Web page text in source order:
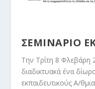
ΣΕΜΙΝΑΡΙΟ
Την Τρίτη 8 Φλεβάρη
διαδικτυακά ένα
εκπαιδευτικούς Α/